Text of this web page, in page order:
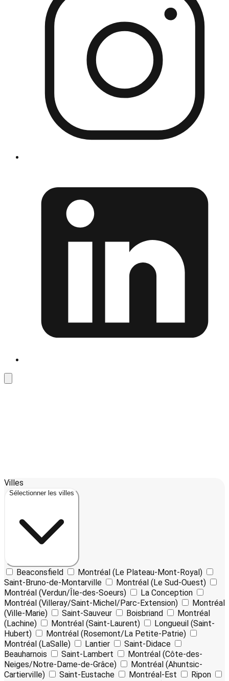
+
Villes
Sélectionner les villes
Beaconsfield
Montréal (Le Plateau-Mont-Royal)
Saint-Bruno-de-Montarville
Montréal (Le Sud-Ouest)
Montréal (Verdun/Île-des-Soeurs)
La Conception
Montréal (Villeray/Saint-Michel/Parc-Extension)
Montréal
(Ville-Marie)
Saint-Sauveur Boisbriand
Montréal
(Lachine)
Montréal (Saint-Laurent)
Longueuil (Saint-
Hubert)
Montréal (Rosemont/La Petite-Patrie)
Montréal (LaSalle)
Lantier
Saint-Didace
Beauharnois
Saint-Lambert
Montréal (Côte-des-
Neiges/Notre-Dame-de-Grâce)
Montréal (Ahuntsic-
Cartierville)
Saint-Eustache Montréal-Est
Ripon